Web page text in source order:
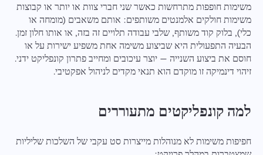
משימות חופפות מתרחשות כאשר שני חברי צוות או יותר או קבוצות
משימות חולקים אלמנטים משותפים: אותם משאבים (מומחה או
כלי), בלוק קוד משותף, שלבי עבודה תלויים זה בזה, או אותו חלון זמן.
הבעיה התפעולית היא שביצוע משימה אחת משפיע ישירות על או
חוסם את ביצוע השנייה — יוצר עיכובים ומחייב פתרון קונפליקט ידני.
זיהוי דינמיקה זו מוקדם הוא תנאי מקדים לניהול אפקטיבי.
למה קונפליקטים מתעוררים
חפיפות משימות לא מנוהלות מייצרות סט עקבי של השלכות שליליות